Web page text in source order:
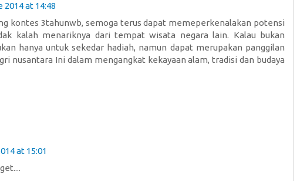
2014 at 14:48
kontes 3tahunwb, semoga terus dapat memeperkenalakan potensi
kalah menariknya dari tempat wisata negara lain. Kalau bukan
hanya untuk sekedar hadiah, namun dapat merupakan panggilan
nusantara Ini dalam mengangkat kekayaan alam, tradisi dan budaya
at 15:01